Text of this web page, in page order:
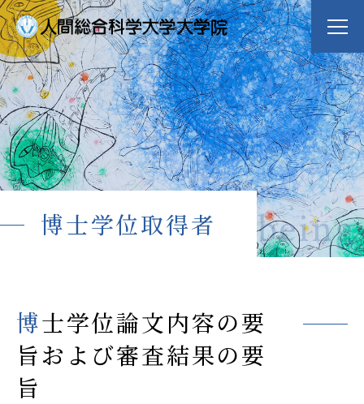
大学院案内
Guide
専攻紹介
Major
入学案内
OpenCampus
地域連携・研究
Cooperation&Research
for Well-being
博士学位取得者
博士学位論文内容の要
旨および審査結果の要
旨